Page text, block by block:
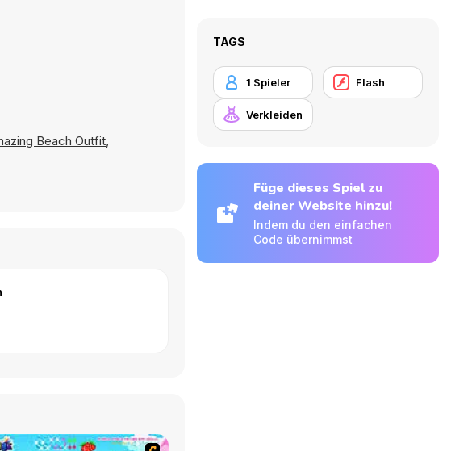
Beach Outfit,
TAGS
1 Spieler Flash
Verkleiden
Füge dieses Spiel zu
deiner Website hinzu!
Indem du den einfachen
Code übernimmst